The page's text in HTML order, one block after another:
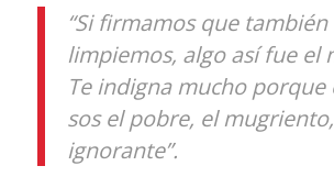
“Si firmamos que también
limpiemos, algo así fue el
Te indigna mucho porque
sos el pobre, el
ignorante”.